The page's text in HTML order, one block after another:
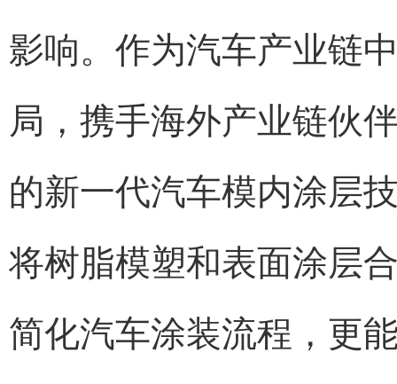
影响。作为汽车产业链
局，携手海外产业链伙
的新一代汽车模内涂层
将树脂模塑和表面涂层
简化汽车涂装流程，更